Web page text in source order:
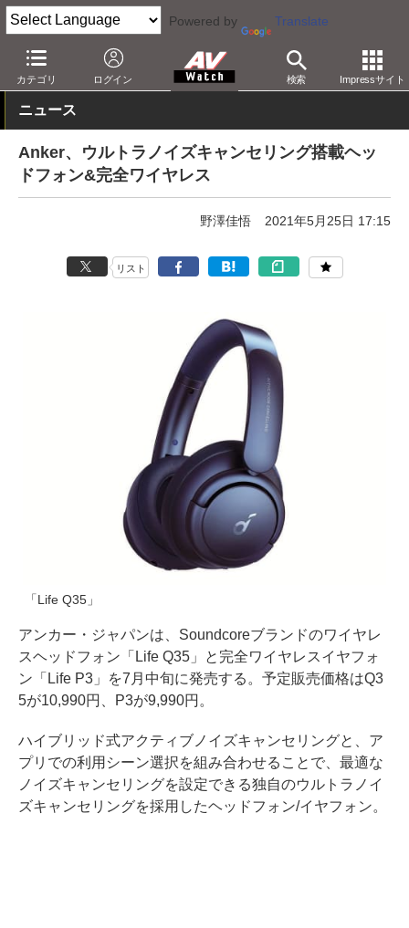
Powered by Translate
カテゴリ ログイン 検索 Impressサイト
AV Watch 製品 ヘッドフォン その他
ニュース
Anker、ウルトラノイズキャンセリング搭載ヘッ
ドフォン&完全ワイヤレス
野澤佳悟 2021年5月25日 17:15
リスト
「Life Q35」
アンカー・ジャパンは、Soundcoreブランドのワイヤレ
スヘッドフォン「Life Q35」と完全ワイヤレスイヤフォ
ン「Life P3」を7月中旬に発売する。予定販売価格はQ3
5が10,990円、P3が9,990円。
ハイブリッド式アクティブノイズキャンセリングと、ア
プリでの利用シーン選択を組み合わせることで、最適な
ノイズキャンセリングを設定できる独自のウルトラノイ
ズキャンセリングを採用したヘッドフォン/イヤフォン。